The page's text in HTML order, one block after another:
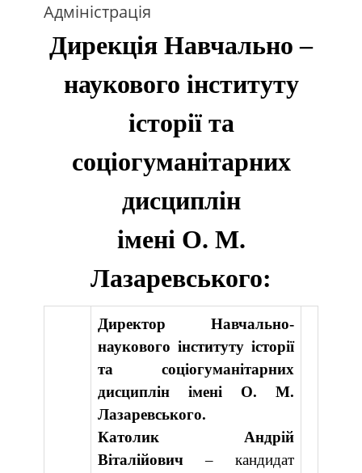
Адміністрація
Дирекція Навчально –
наукового інституту
історії та
соціогуманітарних
дисциплін
імені О. М.
Лазаревського:
Директор Навчально-
наукового інституту історії
та соціогуманітарних
дисциплін імені О. М.
Лазаревського.
Католик Андрій
Віталійович – кандидат